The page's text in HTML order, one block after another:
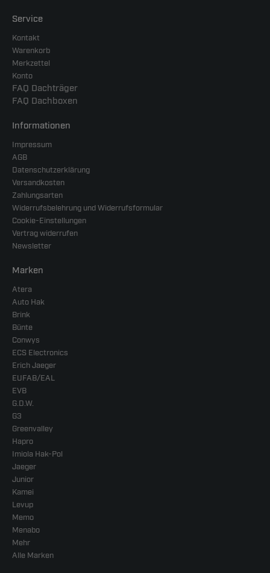
Service
Kontakt
Warenkorb
Merkzettel
Konto
FAQ Dachträger
FAQ Dachboxen
Informationen
Impressum
AGB
Datenschutzerklärung
Versandkosten
Zahlungsarten
Widerrufsbelehrung und Widerrufsformular
Cookie-Einstellungen
Vertrag widerrufen
Newsletter
Marken
Atera
Auto Hak
Brink
Bünte
Conwys
ECS Electronics
Erich Jaeger
EUFAB/EAL
EVB
G.D.W.
G3
Greenvalley
Hapro
Imiola Hak-Pol
Jaeger
Junior
Kamei
Levup
Memo
Menabo
Mehr
Alle Marken